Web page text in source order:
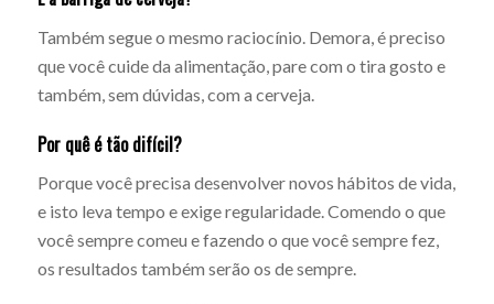
Também segue o mesmo raciocínio. Demora, é preciso
que você cuide da alimentação, pare com o tira gosto e
também, sem dúvidas, com a cerveja.
Por quê é tão difícil?
Porque você precisa desenvolver novos hábitos de vida,
e isto leva tempo e exige regularidade. Comendo o que
você sempre comeu e fazendo o que você sempre fez,
os resultados também serão os de sempre.